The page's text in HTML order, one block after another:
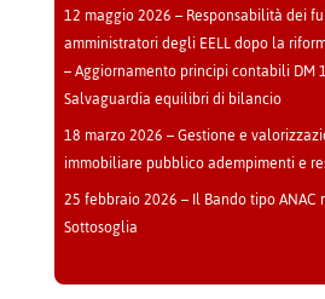
12 maggio 2026 – Responsabilità dei
amministratori degli EELL dopo la
– Aggiornamento principi contabili DM
Salvaguardia equilibri di bilancio
18 marzo 2026 – Gestione e
immobiliare pubblico adempimenti e
25 febbraio 2026 – Il Bando tipo
Sottosoglia